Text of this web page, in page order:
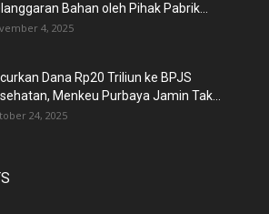
Bahan oleh Pihak Pabrik...
4, 2025
Dana Rp20 Triliun ke BPJS
Menkeu Purbaya Jamin Tak...
24, 2025